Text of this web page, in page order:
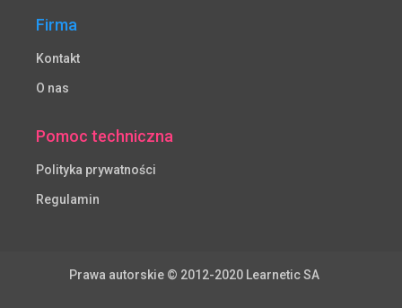
Firma
Kontakt
O nas
Pomoc techniczna
Polityka prywatności
Regulamin
Prawa autorskie © 2012-2020 Learnetic SA